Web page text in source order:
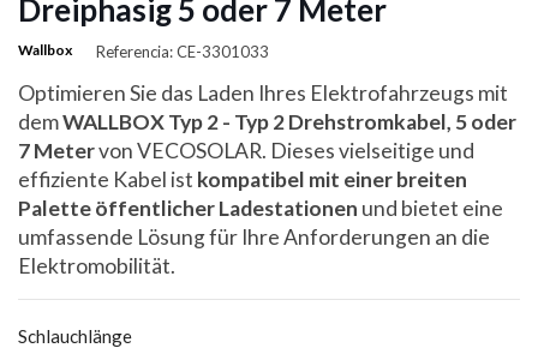
Dreiphasig 5 oder 7 Meter
Wallbox Referencia: CE-3301033
Optimieren Sie das Laden Ihres Elektrofahrzeugs mit
demWALLBOX Typ 2 - Typ 2 Drehstromkabel, 5 oder
7 Metervon VECOSOLAR. Dieses vielseitige und
effiziente Kabel ist kompatibel mit einer breiten
Palette öffentlicher Ladestationen und bietet eine
umfassende Lösung für Ihre Anforderungen an die
Elektromobilität.
Schlauchlänge